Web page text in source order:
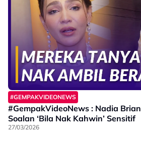
#GEMPAKVIDEONEWS
#GempakVideoNews : Nadia
Soalan ‘Bila Nak Kahwin’ Sensitif
27/03/2026